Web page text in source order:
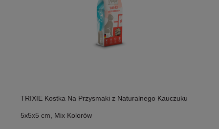
TRIXIE Kostka Na Przysmaki z Naturalnego Kauczuku
5x5x5 cm, Mix Kolorów